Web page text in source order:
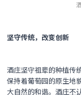
坚守传统，改变创新
酒庄坚守祖辈的种植传
保持着葡萄园的原生地
大自然的和谐。 酒庄不